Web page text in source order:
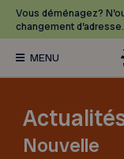
Vous déménagez?
changement d’adresse.
Nouvelle